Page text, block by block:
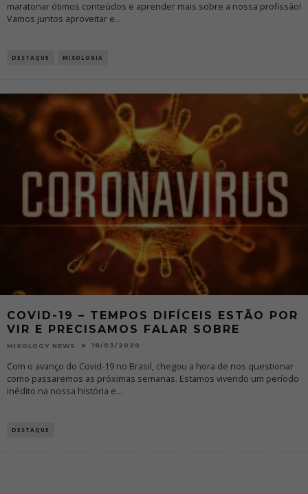
maratonar ótimos conteúdos e aprender mais sobre a nossa profissão!
Vamos juntos aproveitar e...
DESTAQUE MIXOLOGIA
COVID-19 – TEMPOS DIFÍCEIS ESTÃO POR
VIR E PRECISAMOS FALAR SOBRE
MIXOLOGY NEWS 18/03/2020
Com o avanço do Covid-19 no Brasil, chegou a hora de nos questionar
como passaremos as próximas semanas. Estamos vivendo um período
inédito na nossa história e...
DESTAQUE